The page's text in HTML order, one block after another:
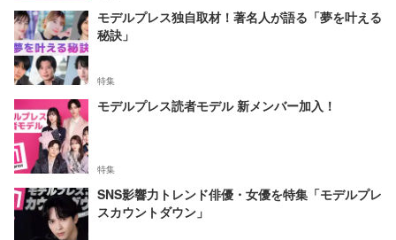
モデルプレス独自取材！著名人が語る「夢を叶える
秘訣」
特集
モデルプレス読者モデル 新メンバー加入！
特集
SNS影響力トレンド俳優・女優を特集「モデルプレ
スカウントダウン」